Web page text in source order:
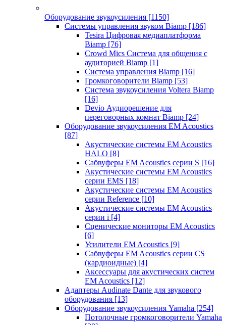
Оборудование звукоусиления [1150]
Системы управления звуком Biamp [186]
Tesira Цифровая медиаплатформа
Biamp [76]
Crowd Mics Система для общения с
аудиторией Biamp [1]
Система управления Biamp [16]
Громкоговорители Biamp [53]
Система звукоусиления Voltera Biamp
[16]
Devio Аудиорешение для
переговорных комнат Biamp [24]
Оборудование звукоусиления EM Acoustics
[87]
Акустические системы EM Acoustics
HALO [8]
Сабвуферы EM Acoustics серии S [16]
Акустические системы EM Acoustics
серии EMS [18]
Акустические системы EM Acoustics
серии Reference [10]
Акустические системы EM Acoustics
серии i [4]
Сценические мониторы EM Acoustics
[6]
Усилители EM Acoustics [9]
Сабвуферы EM Acoustics серии CS
(кардиоидные) [4]
Аксессуары для акустических систем
EM Acoustics [12]
Адаптеры Audinate Dante для звукового
оборудования [13]
Оборудование звукоусиления Yamaha [254]
Потолочные громкоговорители Yamaha